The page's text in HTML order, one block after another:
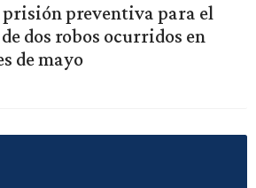
preventiva para el
dos robos ocurridos en
de mayo